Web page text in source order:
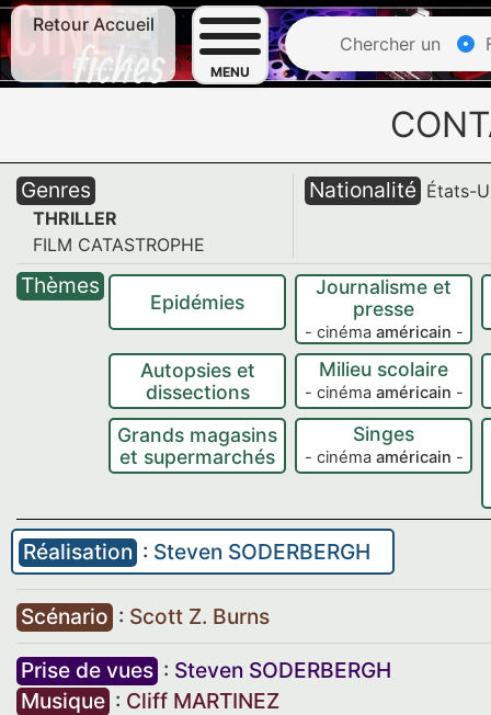
Retour Accueil
MENU
Chercher un
Genres
THRILLER
FILM CATASTROPHE
Nationalité États-
Thèmes
Epidémies
Journalisme et
presse
- cinéma américain -
Autopsies et
dissections
Milieu scolaire
- cinéma américain -
Grands magasins
et supermarchés
Singes
- cinéma américain -
Réalisation : Steven SODERBERGH
Scénario : Scott Z. Burns
Prise de vues : Steven SODERBERGH
Musique : Cliff MARTINEZ